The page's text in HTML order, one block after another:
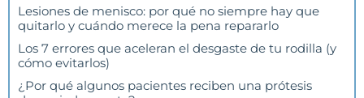
Lesiones de menisco: por qué no siempre hay que
quitarlo y cuándo merece la pena repararlo
Los 7 errores que aceleran el desgaste de tu rodilla (y
cómo evitarlos)
¿Por qué algunos pacientes reciben una prótesis